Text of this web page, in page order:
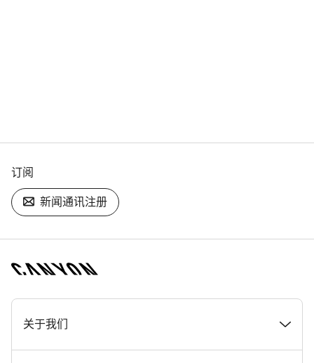
订阅
新闻通讯注册
[footer.linksList.title]
关于我们